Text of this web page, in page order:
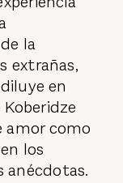
la
extrañas,
en
como
los
anécdotas.